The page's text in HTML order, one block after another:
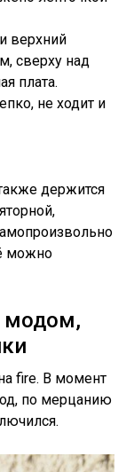
верхний
сверху над
плата.
не ходит и
держится
можно
модом,
fire. В момент
по мерцанию